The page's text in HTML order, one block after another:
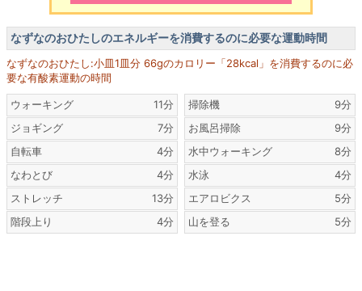
なずなのおひたしのエネルギーを消費するのに必要な運動時間
なずなのおひたし:小皿1皿分 66gのカロリー「28kcal」を消費するのに必
要な有酸素運動の時間
ウォーキング
11分
ジョギング
7分
自転車
4分
なわとび
4分
ストレッチ
13分
階段上り
4分
掃除機
9分
お風呂掃除
9分
水中ウォーキング
8分
水泳
4分
エアロビクス
5分
山を登る
5分